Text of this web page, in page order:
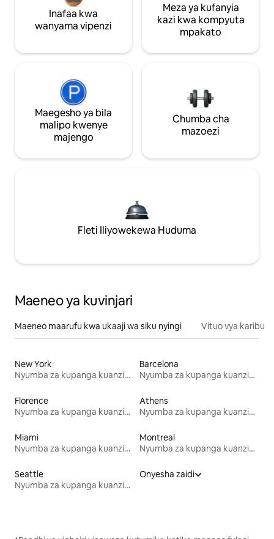
Inafaa kwa
wanyama vipenzi
Meza ya kufanyia
kazi kwa kompyuta
mpakato
Maegesho ya bila
malipo kwenye
majengo
Chumba cha
mazoezi
Fleti Iliyowekewa Huduma
Maeneo ya kuvinjari
Maeneo maarufu kwa ukaaji wa siku nyingi Vituo vya karibu
New York
Nyumba za kupanga kuanzia mwezi mmoja
Barcelona
Nyumba za kupanga kuanzia mwezi mmoja
Florence
Nyumba za kupanga kuanzia mwezi mmoja
Athens
Nyumba za kupanga kuanzia mwezi mmoja
Miami
Nyumba za kupanga kuanzia mwezi mmoja
Montreal
Nyumba za kupanga kuanzia mwezi mmoja
Seattle
Nyumba za kupanga kuanzia mwezi mmoja
Onyesha zaidi